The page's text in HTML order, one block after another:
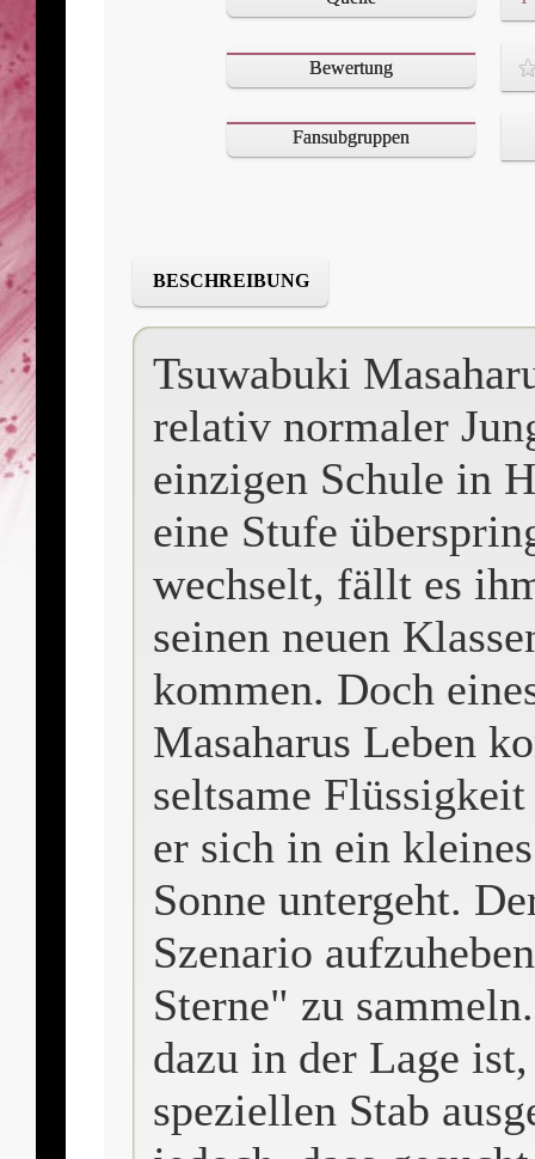
Bewertung
Fansubgruppen
BESCHREIBUNG
Tsuwabuki
relativ normaler
einzigen Schule in
eine Stufe
wechselt, fällt es
seinen neuen
kommen. Doch
Masaharus Leben
seltsame
er sich in ein
Sonne untergeht.
Szenario
Sterne" zu
dazu in der Lage
speziellen Stab